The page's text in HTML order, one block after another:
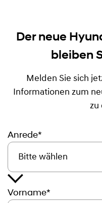
Der neue
bleiben
Melden Sie sich
Informationen zum
zu
Anrede*
Vorname*